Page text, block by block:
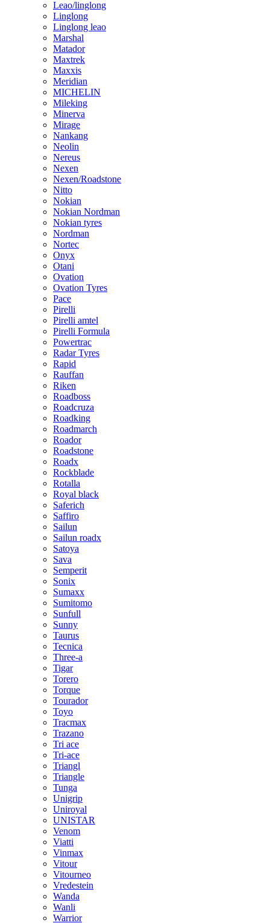
Leao/linglong
Linglong
Linglong leao
Marshal
Matador
Maxtrek
Maxxis
Meridian
MICHELIN
Mileking
Minerva
Mirage
Nankang
Neolin
Nereus
Nexen
Nexen/Roadstone
Nitto
Nokian
Nokian Nordman
Nokian tyres
Nordman
Nortec
Onyx
Otani
Ovation
Ovation Tyres
Pace
Pirelli
Pirelli amtel
Pirelli Formula
Powertrac
Radar Tyres
Rapid
Rauffan
Riken
Roadboss
Roadcruza
Roadking
Roadmarch
Roador
Roadstone
Roadx
Rockblade
Rotalla
Royal black
Saferich
Saffiro
Sailun
Sailun roadx
Satoya
Sava
Semperit
Sonix
Sumaxx
Sumitomo
Sunfull
Sunny
Taurus
Tecnica
Three-a
Tigar
Torero
Torque
Tourador
Toyo
Tracmax
Trazano
Tri ace
Tri-ace
Triangl
Triangle
Tunga
Unigrip
Uniroyal
UNISTAR
Venom
Viatti
Vinmax
Vitour
Vitourneo
Vredestein
Wanda
Wanli
Warrior